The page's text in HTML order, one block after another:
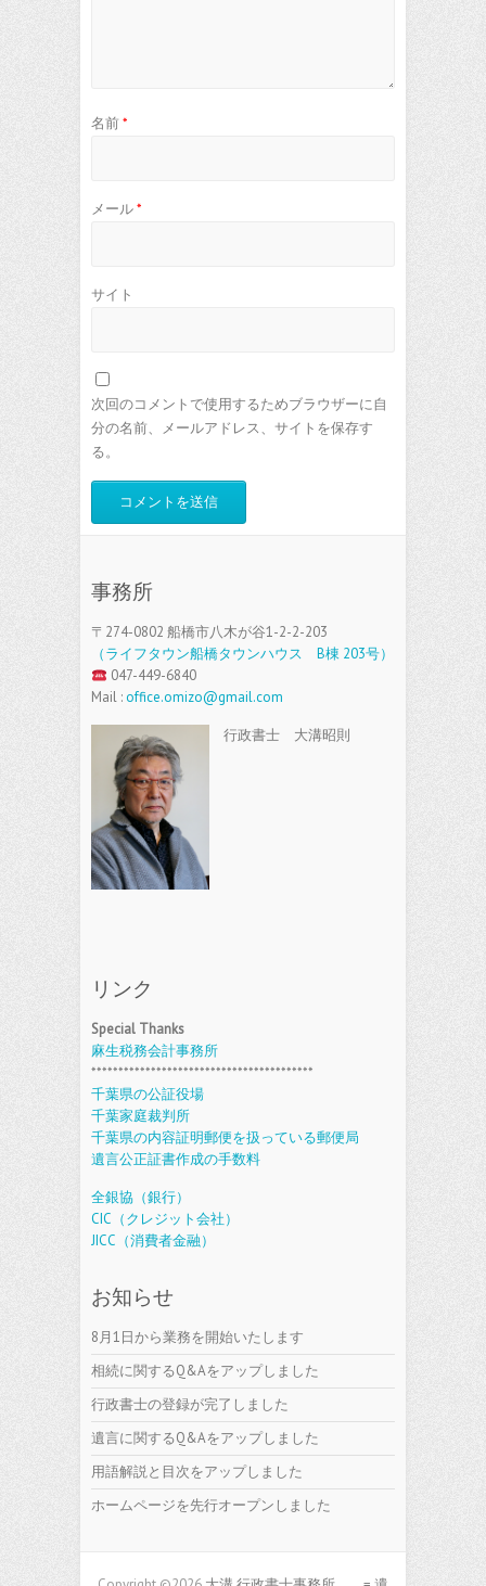
名前*
メール*
サイト
次回のコメントで使用するためブラウザーに自
分の名前、メールアドレス、サイトを保存す
る。
事務所
〒274-0802 船橋市八木が谷1-2-2-203
（ライフタウン船橋タウンハウス B棟 203号）
047-449-6840
Mail :office.omizo@gmail.com
行政書士 大溝昭則
リンク
Special Thanks
麻生税務会計事務所
*****************************************
千葉県の公証役場
千葉家庭裁判所
千葉県の内容証明郵便を扱っている郵便局
遺言公正証書作成の手数料
全銀協（銀行）
CIC（クレジット会社）
JICC（消費者金融）
お知らせ
8月1日から業務を開始いたします
相続に関するQ&Aをアップしました
行政書士の登録が完了しました
遺言に関するQ&Aをアップしました
用語解説と目次をアップしました
ホームページを先行オープンしました